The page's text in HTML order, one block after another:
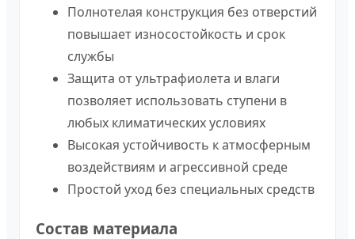
Полнотелая конструкция без отверстий
повышает износостойкость и срок
службы
Защита от ультрафиолета и влаги
позволяет использовать ступени в
любых климатических условиях
Высокая устойчивость к атмосферным
воздействиям и агрессивной среде
Простой уход без специальных средств
Состав материала